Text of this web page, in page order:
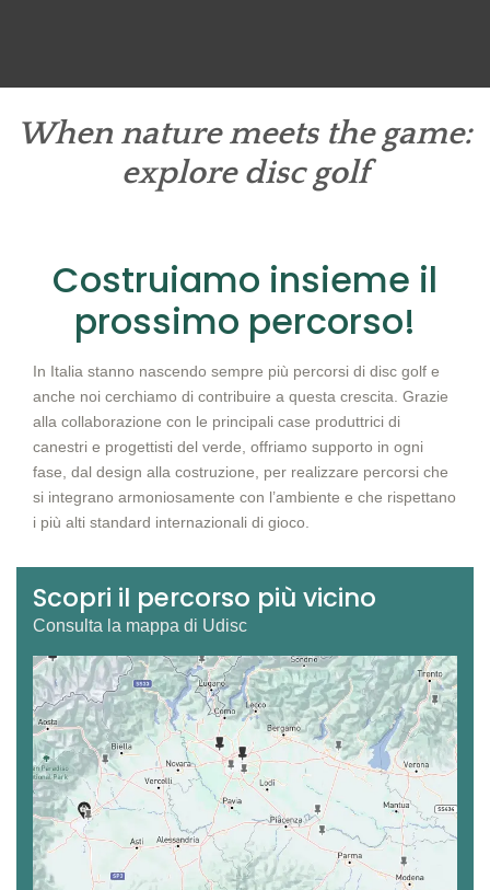
When nature meets the game:
explore disc golf
Costruiamo insieme il
prossimo percorso!
In Italia stanno nascendo sempre più percorsi di disc golf e
anche noi cerchiamo di contribuire a questa crescita. Grazie
alla collaborazione con le principali case produttrici di
canestri e progettisti del verde, offriamo supporto in ogni
fase, dal design alla costruzione, per realizzare percorsi che
si integrano armoniosamente con l’ambiente e che rispettano
i più alti standard internazionali di gioco.
Scopri il percorso più vicino
Consulta la mappa di Udisc